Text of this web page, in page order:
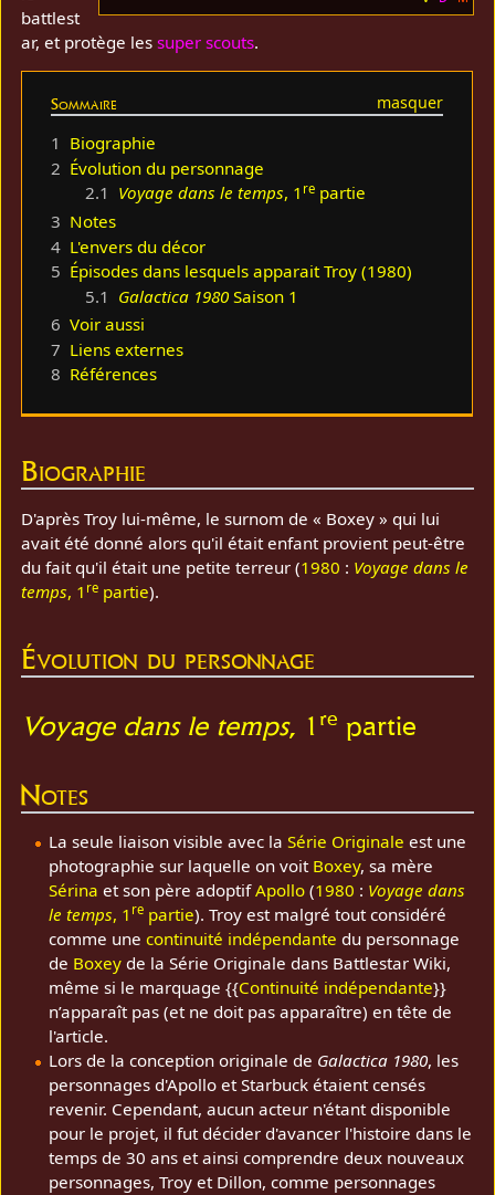
battlest
ar, et protège lessuper scouts.
Sommaire
1 Biographie
2 Évolution du personnage
2.1 Voyage dans le temps, 1 repartie
3 Notes
4 L'envers du décor
5 Épisodes dans lesquels apparait Troy (1980)
5.1 Galactica 1980Saison 1
6 Voir aussi
7 Liens externes
8 Références
Biographie
D'après Troy lui-même, le surnom de « Boxey » qui lui
avait été donné alors qu'il était enfant provient peut-être
du fait qu'il était une petite terreur (1980 : Voyage dans le
temps, 1 re partie).
Évolution du personnage
Voyage dans le temps, 1 re partie
Notes
La seule liaison visible avec la Série Originale est une
photographie sur laquelle on voit Boxey, sa mère
Sérina et son père adoptifApollo(1980 : Voyage dans
le temps, 1 repartie). Troy est malgré tout considéré
comme une continuité indépendante du personnage
de Boxeyde la Série Originale dans Battlestar Wiki,
même si le marquage {{Continuité indépendante}}
n’apparaît pas (et ne doit pas apparaître) en tête de
l'article.
Lors de la conception originale de Galactica 1980, les
personnages d'Apollo et Starbuck étaient censés
revenir. Cependant, aucun acteur n'étant disponible
pour le projet, il fut décider d'avancer l'histoire dans le
temps de 30 ans et ainsi comprendre deux nouveaux
personnages, Troy et Dillon, comme personnages